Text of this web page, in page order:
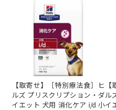
【取寄せ】［特別療法食］ヒ
ルズ プリスクリプション・ダ
イエット 犬用 消化ケア i/d 小
ル
イ